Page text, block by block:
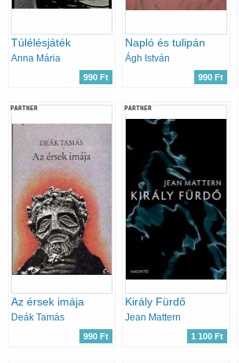
Túlélésjáték
Anna Mária
990 Ft
Napló és tulipán
Ágh István
990 Ft
PARTNER
Az érsek imája
Deák Tamás
990 Ft
PARTNER
Király Fürdő
Jean Mattern
1 100 Ft